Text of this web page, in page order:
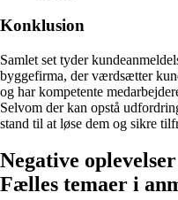
Konklusion
Samlet set tyder
byggefirma, der værdsætter
og har kompetente
Selvom der kan opstå
stand til at løse dem og sikre
Negative
Fælles temaer i